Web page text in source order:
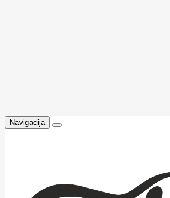
Navigacija